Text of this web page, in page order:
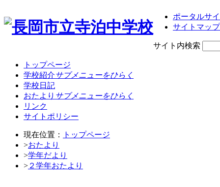
ポータルサ
サイトマップ
サイト内検索
トップページ
学校紹介サブメニューをひらく
学校日記
おたより サブメニューをひらく
リンク
サイトポリシー
現在位置：
トップページ
>おたより
>学年だより
> ２学年おたより